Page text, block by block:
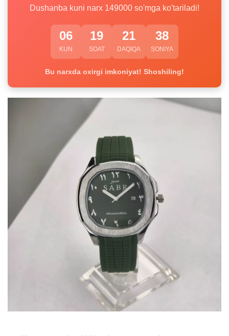
Dushanba kuni narx 149000 so'mga ko'tariladi!
06
KUN
19
SOAT
21
DAQIQA
38
SONIYA
Bu narxda oxirgi imkoniyat! Shoshiling!